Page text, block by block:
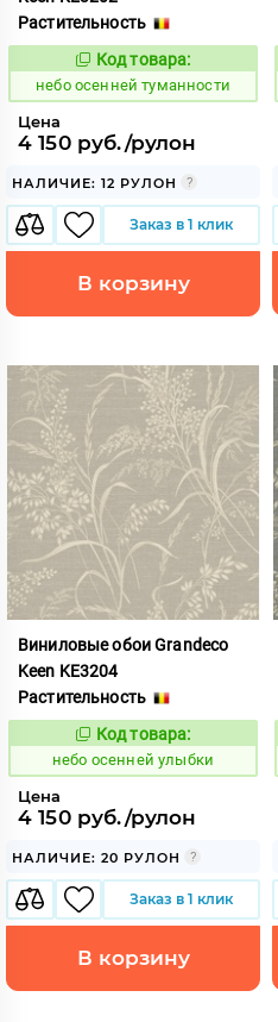
Растительность
1117859
Код товара:
небо осенней туманности
Цена
4 150 руб./рулон
НАЛИЧИЕ: 12 РУЛОН
Заказ в 1 клик
В корзину
Виниловые обои Grandeco
Keen KE3204
Растительность
1117861
Код товара:
небо осенней улыбки
Цена
4 150 руб./рулон
НАЛИЧИЕ: 20 РУЛОН
Заказ в 1 клик
В корзину